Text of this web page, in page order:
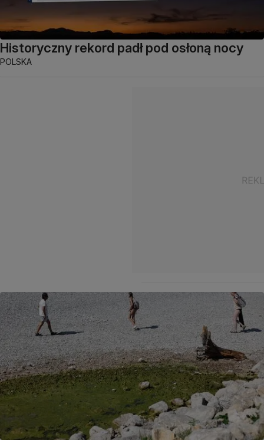
Historyczny rekord padł pod osłoną nocy
POLSKA